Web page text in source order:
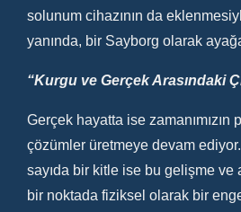
solunum cihazının da
yanında, bir Sayborg olarak
“Kurgu ve Gerçek Arasındaki
Gerçek hayatta ise zamanımızın
çözümler üretmeye devam
sayıda bir kitle ise bu gelişme ve
bir noktada fiziksel olarak bir